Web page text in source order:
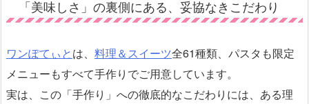
「美味しさ」の裏側にある、妥協なきこだわり
ワンぽてぃとは、 料理＆スイーツ全61種類、パスタも限定
メニューもすべて手作りでご用意しています。
実は、この「手作り」への徹底的なこだわりには、ある理